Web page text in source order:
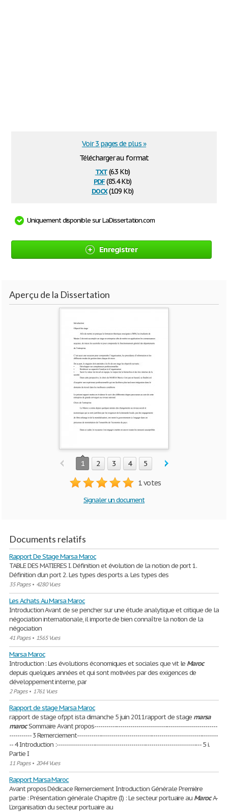
Télécharger au format
txt(6.3 Kb)
pdf(85.4 Kb)
docx(10.9 Kb)
Voir 3 pages de plus »
Uniquement disponible sur LaDissertation.com
Enregistrer
Aperçu de la Dissertation
1 2 3 4 5
1 votes
Signaler un document
Documents relatifs
Rapport De Stage Marsa Maroc
TABLE DES MATIERES I. Définition et évolution de la notion de port 1.
Définition d’un port 2. Les types des ports a. Les types des
35 Pages• 4280 Vues
Les Achats Au Marsa Maroc
Introduction Avant de se pencher sur une étude analytique et critique de la
négociation internationale, il importe de bien connaître la notion de la
négociation
41 Pages• 1565 Vues
Marsa Maroc
Introduction : Les évolutions économiques et sociales que vit le Maroc
depuis quelques années et qui sont motivées par des exigences de
développement interne, par
2 Pages• 1761 Vues
Rapport de stage Marsa Maroc
rapport de stage ofppt ista dimanche 5 juin 2011rapport de stage marsa
marocSommaire Avant propos-------------------------------------------------------------
----------- 3 Remerciement----------------------------------------------------------------------
-- 4 Introduction :------------------------------------------------------------------------ 5 i.
Partie I
11 Pages• 2044 Vues
Rapport Marsa Maroc
Avant propos Dédicace Remerciement Introduction Générale Première
partie : Présentation générale Chapitre (I) : Le secteur portuaire auMarocA-
L’organisation du secteur portuaire au